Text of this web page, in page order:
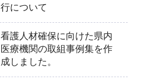
行について
看護人材確保に向けた県内
医療機関の取組事例集を作
成しました。